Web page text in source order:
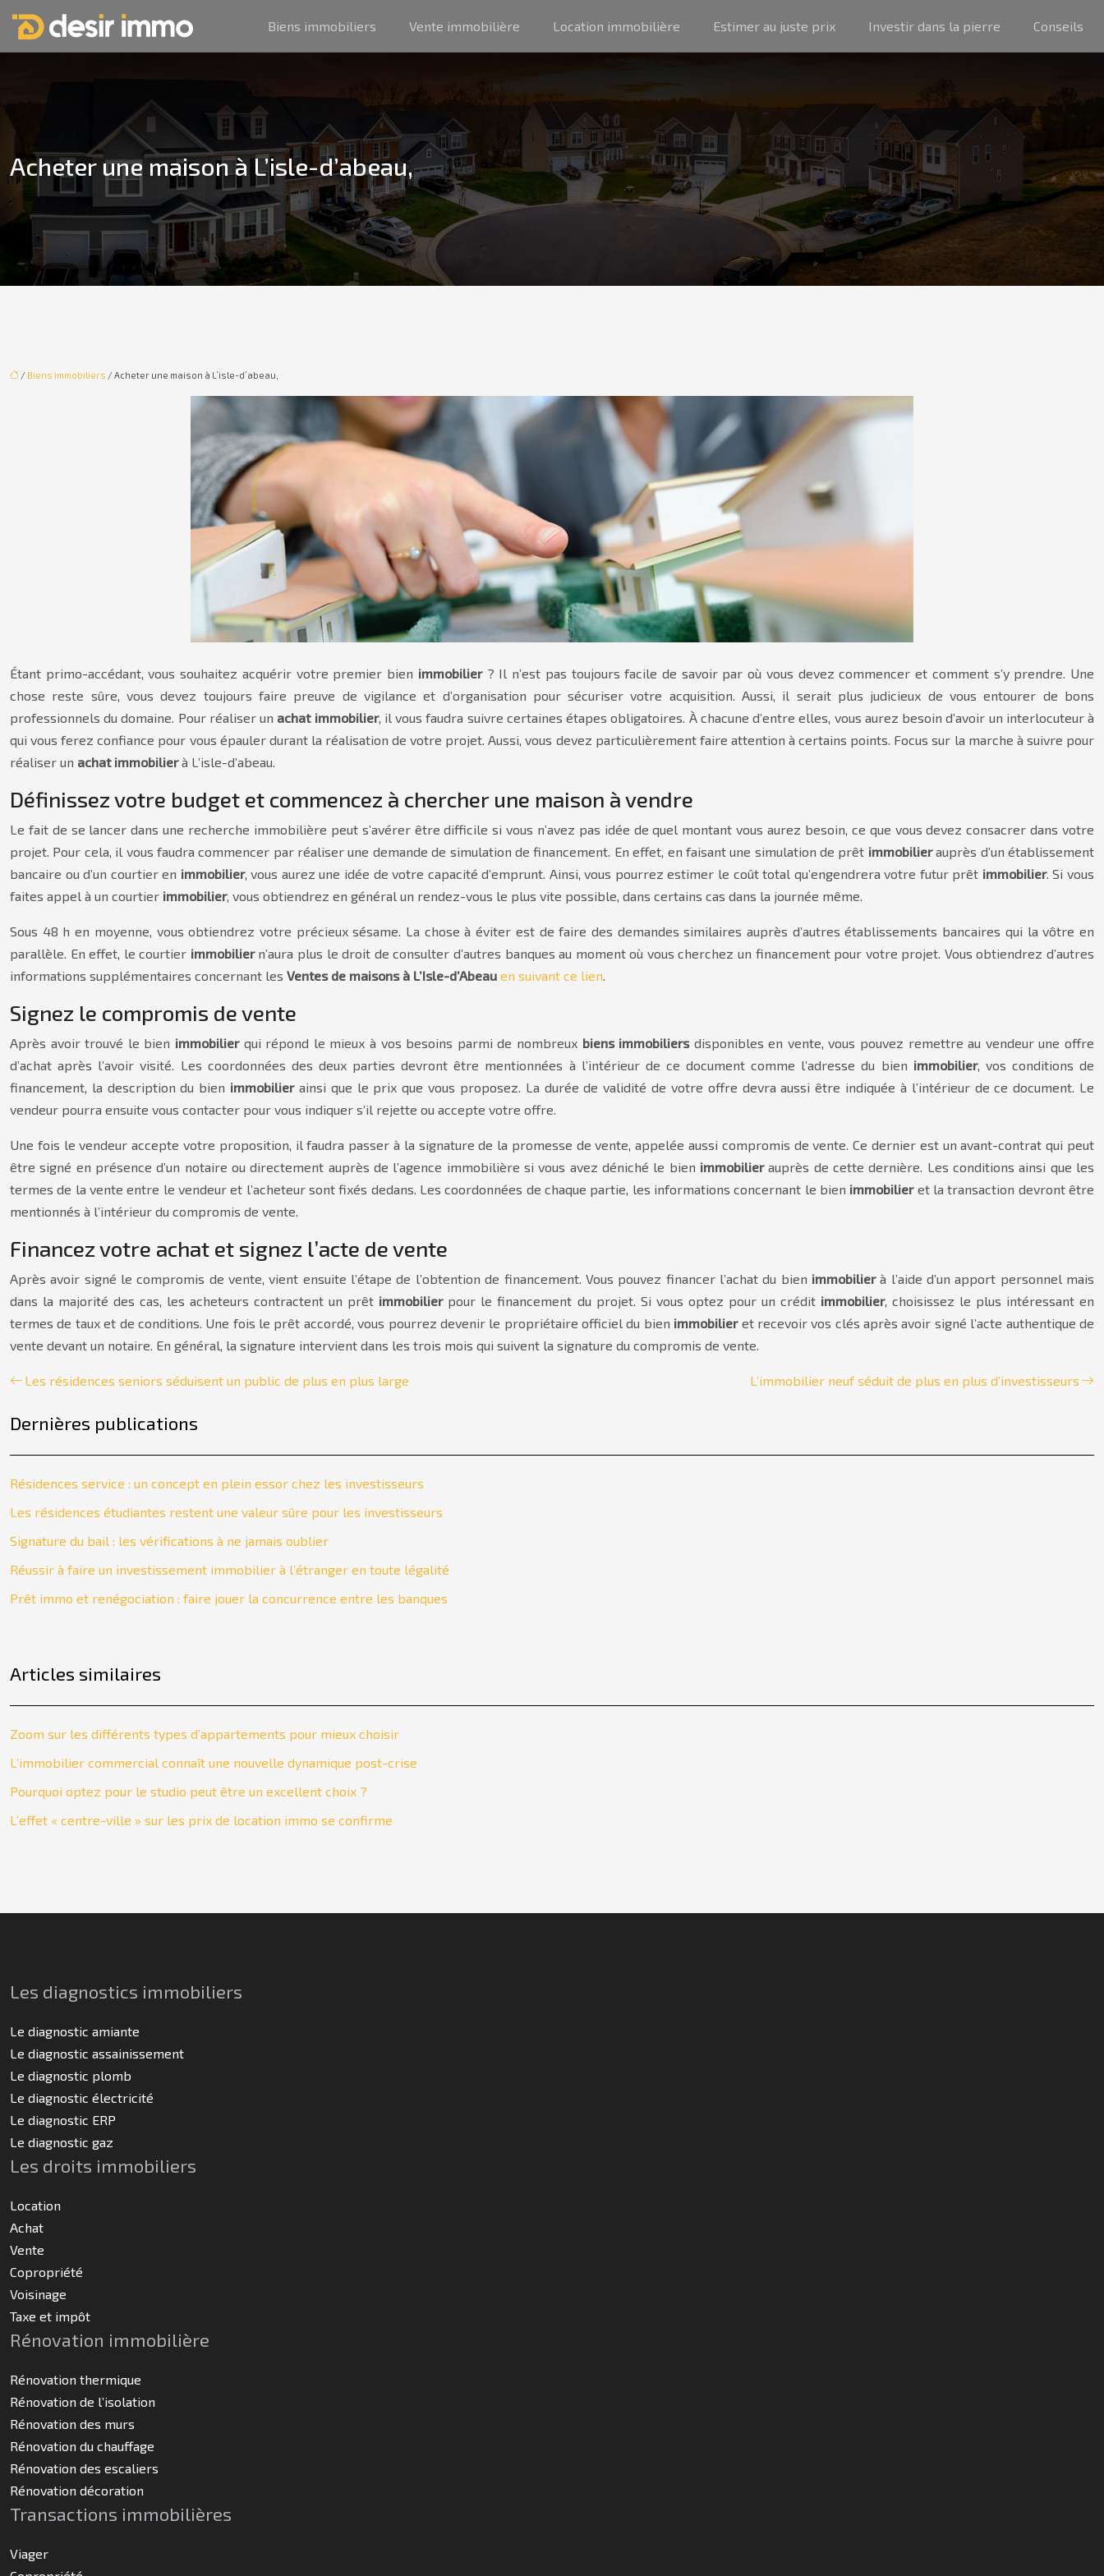
Biens immobiliers Vente immobilière Location immobilière Estimer au juste prix Investir dans la pierre Conseils
Acheter une maison à L’isle-d’abeau,
/ Biens immobiliers / Acheter une maison à L’isle-d’abeau,
Étant primo-accédant, vous souhaitez acquérir votre premier bien immobilier ? Il n’est pas toujours facile de savoir par où vous devez commencer et comment s’y prendre. Une
chose reste sûre, vous devez toujours faire preuve de vigilance et d’organisation pour sécuriser votre acquisition. Aussi, il serait plus judicieux de vous entourer de bons
professionnels du domaine. Pour réaliser un achat immobilier, il vous faudra suivre certaines étapes obligatoires. À chacune d’entre elles, vous aurez besoin d’avoir un interlocuteur à
qui vous ferez confiance pour vous épauler durant la réalisation de votre projet. Aussi, vous devez particulièrement faire attention à certains points. Focus sur la marche à suivre pour
réaliser un achat immobilierà L’isle-d’abeau.
Définissez votre budget et commencez à chercher une maison à vendre
Le fait de se lancer dans une recherche immobilière peut s’avérer être difficile si vous n’avez pas idée de quel montant vous aurez besoin, ce que vous devez consacrer dans votre
projet. Pour cela, il vous faudra commencer par réaliser une demande de simulation de financement. En effet, en faisant une simulation de prêt immobilierauprès d’un établissement
bancaire ou d’un courtier en immobilier, vous aurez une idée de votre capacité d’emprunt. Ainsi, vous pourrez estimer le coût total qu’engendrera votre futur prêt immobilier. Si vous
faites appel à un courtier immobilier, vous obtiendrez en général un rendez-vous le plus vite possible, dans certains cas dans la journée même.
Sous 48 h en moyenne, vous obtiendrez votre précieux sésame. La chose à éviter est de faire des demandes similaires auprès d’autres établissements bancaires qui la vôtre en
parallèle. En effet, le courtier immobiliern’aura plus le droit de consulter d’autres banques au moment où vous cherchez un financement pour votre projet. Vous obtiendrez d’autres
informations supplémentaires concernant les Ventes de maisons à L’Isle-d’Abeau en suivant ce lien.
Signez le compromis de vente
Après avoir trouvé le bien immobilierqui répond le mieux à vos besoins parmi de nombreux biens immobiliersdisponibles en vente, vous pouvez remettre au vendeur une offre
d’achat après l’avoir visité. Les coordonnées des deux parties devront être mentionnées à l’intérieur de ce document comme l’adresse du bien immobilier, vos conditions de
financement, la description du bien immobilierainsi que le prix que vous proposez. La durée de validité de votre offre devra aussi être indiquée à l’intérieur de ce document. Le
vendeur pourra ensuite vous contacter pour vous indiquer s’il rejette ou accepte votre offre.
Une fois le vendeur accepte votre proposition, il faudra passer à la signature de la promesse de vente, appelée aussi compromis de vente. Ce dernier est un avant-contrat qui peut
être signé en présence d’un notaire ou directement auprès de l’agence immobilière si vous avez déniché le bien immobilierauprès de cette dernière. Les conditions ainsi que les
termes de la vente entre le vendeur et l’acheteur sont fixés dedans. Les coordonnées de chaque partie, les informations concernant le bien immobilieret la transaction devront être
mentionnés à l’intérieur du compromis de vente.
Financez votre achat et signez l’acte de vente
Après avoir signé le compromis de vente, vient ensuite l’étape de l’obtention de financement. Vous pouvez financer l’achat du bien immobilierà l’aide d’un apport personnel mais
dans la majorité des cas, les acheteurs contractent un prêt immobilierpour le financement du projet. Si vous optez pour un crédit immobilier, choisissez le plus intéressant en
termes de taux et de conditions. Une fois le prêt accordé, vous pourrez devenir le propriétaire officiel du bien immobilieret recevoir vos clés après avoir signé l’acte authentique de
vente devant un notaire. En général, la signature intervient dans les trois mois qui suivent la signature du compromis de vente.
Les résidences seniors séduisent un public de plus en plus large L’immobilier neuf séduit de plus en plus d’investisseurs
Dernières publications
Résidences service : un concept en plein essor chez les investisseurs
Les résidences étudiantes restent une valeur sûre pour les investisseurs
Signature du bail : les vérifications à ne jamais oublier
Réussir à faire un investissement immobilier à l’étranger en toute légalité
Prêt immo et renégociation : faire jouer la concurrence entre les banques
Articles similaires
Zoom sur les différents types d’appartements pour mieux choisir
L’immobilier commercial connaît une nouvelle dynamique post-crise
Pourquoi optez pour le studio peut être un excellent choix ?
L’effet « centre-ville » sur les prix de location immo se confirme
Les diagnostics immobiliers
Le diagnostic amiante
Le diagnostic assainissement
Le diagnostic plomb
Le diagnostic électricité
Le diagnostic ERP
Le diagnostic gaz
Les droits immobiliers
Location
Achat
Vente
Copropriété
Voisinage
Taxe et impôt
Rénovation immobilière
Rénovation thermique
Rénovation de l’isolation
Rénovation des murs
Rénovation du chauffage
Rénovation des escaliers
Rénovation décoration
Transactions immobilières
Viager